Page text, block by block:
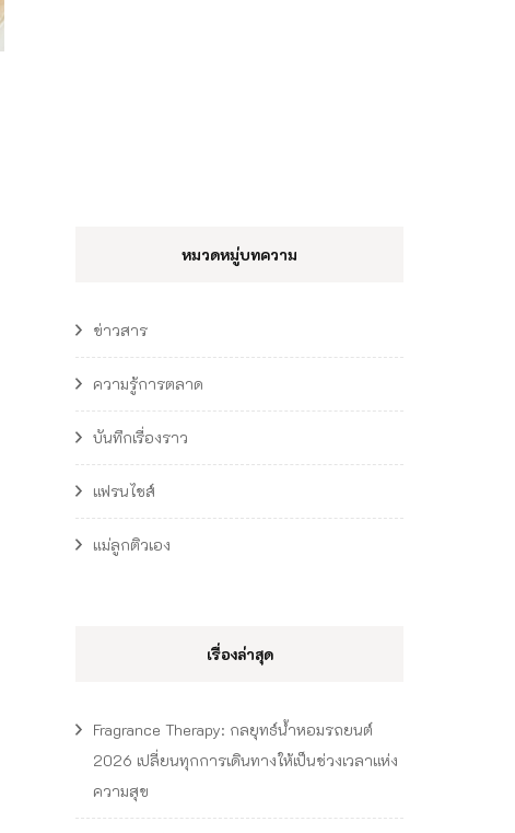
หมวดหมู่บทความ
ข่าวสาร
ความรู้การตลาด
บันทึกเรื่องราว
แฟรนไชส์
แม่ลูกติวเอง
เรื่องล่าสุด
Fragrance Therapy: กลยุทธ์น้ำหอมรถยนต์
2026 เปลี่ยนทุกการเดินทางให้เป็นช่วงเวลาแห่ง
ความสุข